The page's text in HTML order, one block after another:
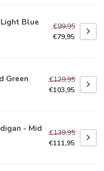
Blue
€99,95
€79,95
Green
€129,95
€103,95
- Mid
€139,95
€111,95